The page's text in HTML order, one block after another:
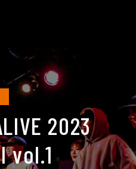
2023
vol.1